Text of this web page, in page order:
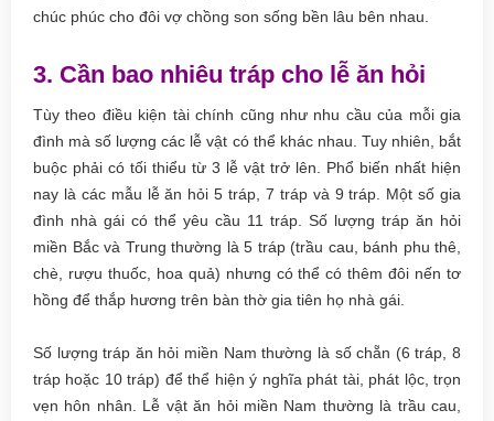
chúc phúc cho đôi vợ chồng son sống bền lâu bên nhau.
3. Cần bao nhiêu tráp cho lễ ăn hỏi
Tùy theo điều kiện tài chính cũng như nhu cầu của mỗi gia
đình mà số lượng các lễ vật có thể khác nhau. Tuy nhiên, bắt
buộc phải có tối thiểu từ 3 lễ vật trở lên. Phổ biến nhất hiện
nay là các mẫu lễ ăn hỏi 5 tráp, 7 tráp và 9 tráp. Một số gia
đình nhà gái có thể yêu cầu 11 tráp. Số lượng tráp ăn hỏi
miền Bắc và Trung thường là 5 tráp (trầu cau, bánh phu thê,
chè, rượu thuốc, hoa quả) nhưng có thể có thêm đôi nến tơ
hồng để thắp hương trên bàn thờ gia tiên họ nhà gái.
Số lượng tráp ăn hỏi miền Nam thường là số chẵn (6 tráp, 8
tráp hoặc 10 tráp) để thể hiện ý nghĩa phát tài, phát lộc, trọn
vẹn hôn nhân. Lễ vật ăn hỏi miền Nam thường là trầu cau,